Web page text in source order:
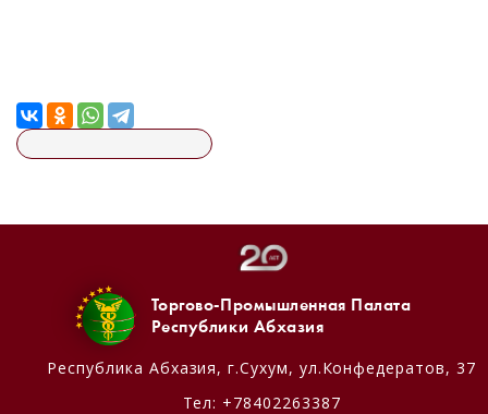
Торгово-Промышленная Палата
Республики Абхазия
Республика Абхазия, г.Сухум, ул.Конфедератов, 37
Тел: +78402263387